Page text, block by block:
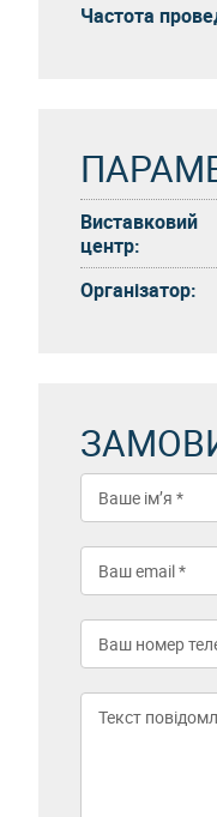
Частота
Виставковий
центр:
Організатор: